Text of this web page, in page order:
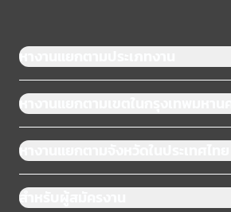
หางานแยกตามประเภทงาน
หางานแยกตามเขตในกรุงเทพมหานคร
หางานแยกตามจังหวัดในประเทศไทย
สำหรับผู้สมัครงาน